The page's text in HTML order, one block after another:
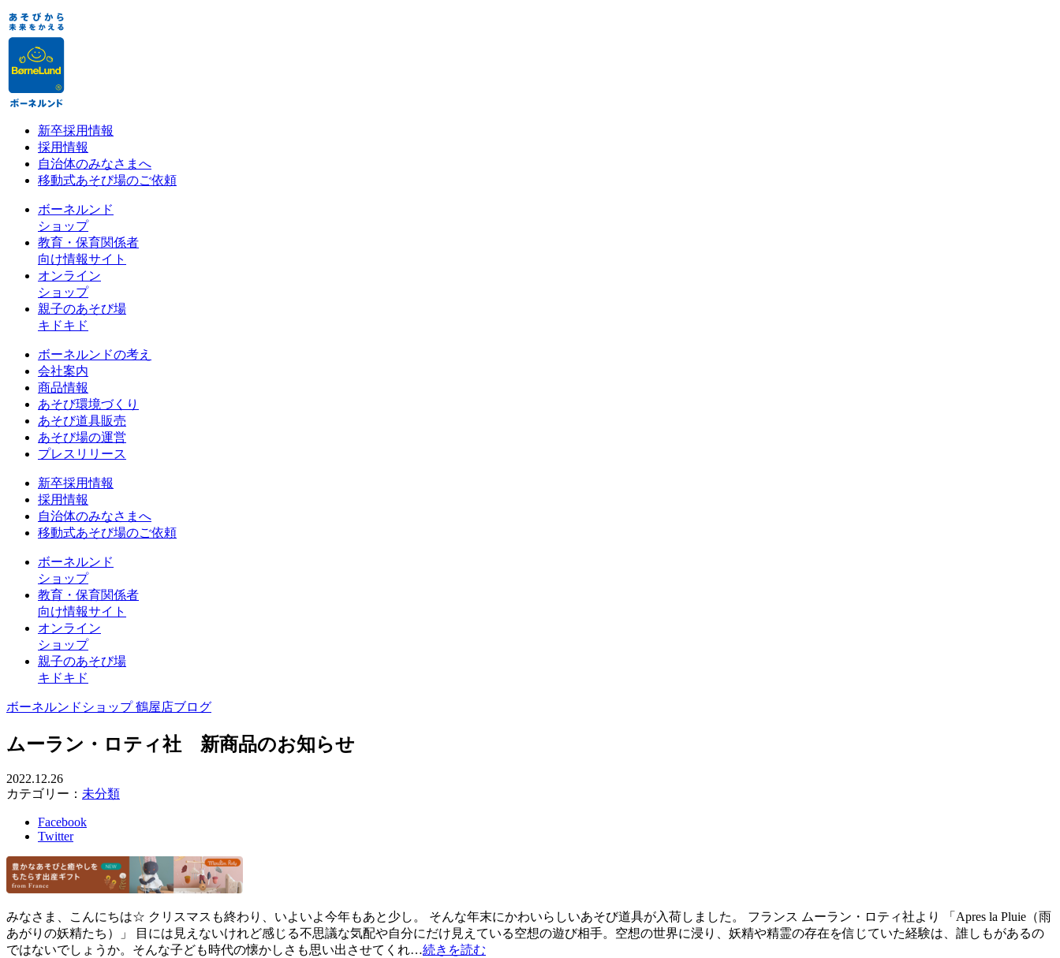
新卒採用情報
採用情報
自治体のみなさまへ
移動式あそび場のご依頼
ボーネルンド
ショップ
教育・保育関係者
向け情報サイト
オンライン
ショップ
親子のあそび場
キドキド
ボーネルンドの考え
会社案内
商品情報
あそび環境づくり
あそび道具販売
あそび場の運営
プレスリリース
新卒採用情報
採用情報
自治体のみなさまへ
移動式あそび場のご依頼
ボーネルンド
ショップ
教育・保育関係者
向け情報サイト
オンライン
ショップ
親子のあそび場
キドキド
ボーネルンドショップ 鶴屋店ブログ
ムーラン・ロティ社 新商品のお知らせ
2022.12.26
カテゴリー： 未分類
Facebook
Twitter
みなさま、こんにちは☆ クリスマスも終わり、いよいよ今年もあと少し。 そんな年末にかわいらしいあそび道具が入荷しました。 フランス ムーラン・ロティ社より 「Apres la Pluie（雨
あがりの妖精たち）」 目には見えないけれど感じる不思議な気配や自分にだけ見えている空想の遊び相手。空想の世界に浸り、妖精や精霊の存在を信じていた経験は、誰しもがあるの
ではないでしょうか。そんな子ども時代の懐かしさも思い出させてくれ…続きを読む